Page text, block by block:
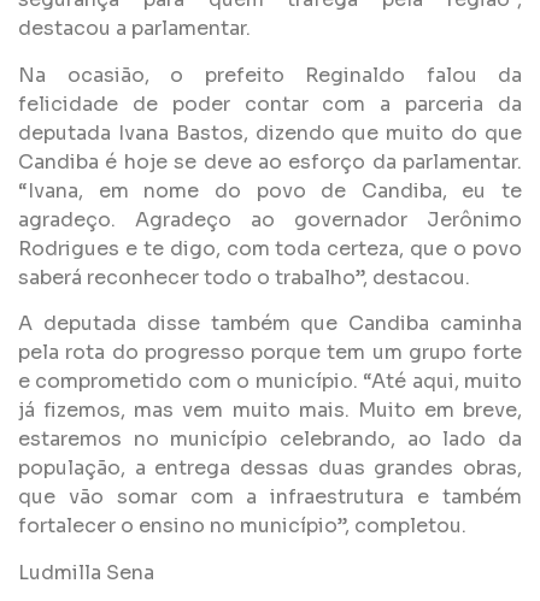
destacou a parlamentar.
Na ocasião, o prefeito Reginaldo falou da
felicidade de poder contar com a parceria da
deputada Ivana Bastos, dizendo que muito do que
Candiba é hoje se deve ao esforço da parlamentar.
“Ivana, em nome do povo de Candiba, eu te
agradeço. Agradeço ao governador Jerônimo
Rodrigues e te digo, com toda certeza, que o povo
saberá reconhecer todo o trabalho”, destacou.
A deputada disse também que Candiba caminha
pela rota do progresso porque tem um grupo forte
e comprometido com o município. “Até aqui, muito
já fizemos, mas vem muito mais. Muito em breve,
estaremos no município celebrando, ao lado da
população, a entrega dessas duas grandes obras,
que vão somar com a infraestrutura e também
fortalecer o ensino no município”, completou.
Ludmilla Sena